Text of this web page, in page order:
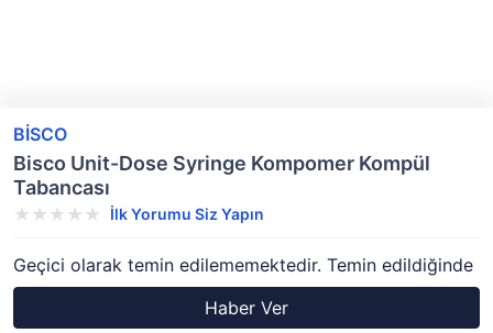
BİSCO
Bisco Unit-Dose Syringe Kompomer Kompül
Tabancası
İlk Yorumu Siz Yapın
Geçici olarak temin edilememektedir. Temin edildiğinde
Haber Ver